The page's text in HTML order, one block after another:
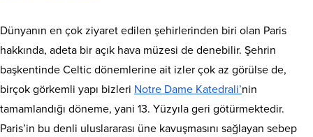
Dünyanın en çok ziyaret edilen şehirlerinden biri olan Paris
hakkında, adeta bir açık hava müzesi de denebilir. Şehrin
başkentinde Celtic dönemlerine ait izler çok az görülse de,
birçok görkemli yapı bizleri Notre Dame Katedrali’nin
tamamlandığı döneme, yani 13. Yüzyıla geri götürmektedir.
Paris’in bu denli uluslararası üne kavuşmasını sağlayan sebep